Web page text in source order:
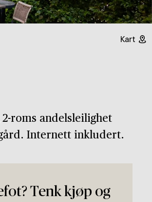
Kart
roms andelsleilighet
Internett inkludert.
Tenk kjøp og